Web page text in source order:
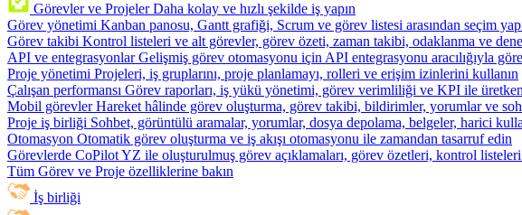
Görevler ve Projeler Daha kolay ve hızlı şekilde iş yapın
Görev yönetimi Kanban panosu, Gantt grafiği, Scrum ve görev listesi arasından seçim
Görev takibi Kontrol listeleri ve alt görevler, görev özeti, zaman takibi, odaklanma ve
API ve entegrasyonlar Gelişmiş görev otomasyonu için API entegrasyonu aracılığıyla
Proje yönetimi Projeleri, iş gruplarını, proje planlamayı, rolleri ve erişim izinlerini kullanın
Çalışan performansı Görev raporları, iş yükü yönetimi, görev verimliliği ve KPI ile
Mobil görevler Hareket hâlinde görev oluşturma, görev takibi, bildirimler, yorumlar ve
Proje iş birliği Sohbet, görüntülü aramalar, yorumlar, dosya depolama, belgeler, harici
Otomasyon Otomatik görev oluşturma ve iş akışı otomasyonu ile zamandan tasarruf edin
Görevlerde CoPilotYZ ile oluşturulmuş görev açıklamaları, görev özetleri, kontrol
Tüm Görev ve Proje özelliklerine bakın
İş birliği